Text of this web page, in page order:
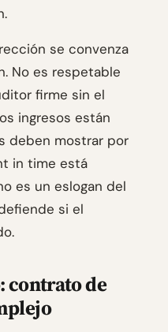
se convenza
No es respetable
firme sin el
ingresos están
deben mostrar por
in time está
es un eslogan del
si el
contrato de